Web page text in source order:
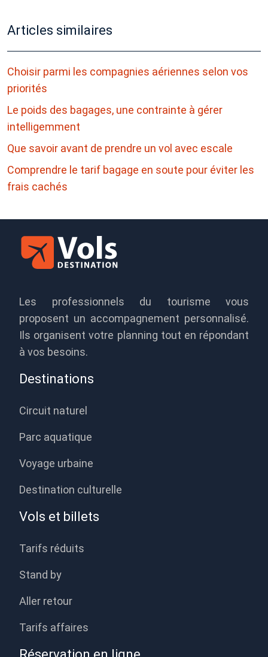
Articles similaires
Choisir parmi les compagnies aériennes selon vos
priorités
Le poids des bagages, une contrainte à gérer
intelligemment
Que savoir avant de prendre un vol avec escale
Comprendre le tarif bagage en soute pour éviter les
frais cachés
Les professionnels du tourisme vous
proposent un accompagnement personnalisé.
Ils organisent votre planning tout en répondant
à vos besoins.
Destinations
Circuit naturel
Parc aquatique
Voyage urbaine
Destination culturelle
Vols et billets
Tarifs réduits
Stand by
Aller retour
Tarifs affaires